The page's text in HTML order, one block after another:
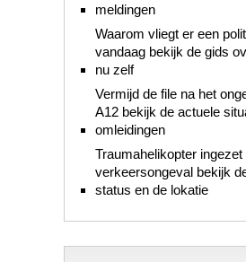
meldingen
Waarom vliegt er een
vandaag bekijk de gids
nu zelf
Vermijd de file na het
A12 bekijk de actuele
omleidingen
Traumahelikopter ingezet
verkeersongeval bekijk
status en de lokatie